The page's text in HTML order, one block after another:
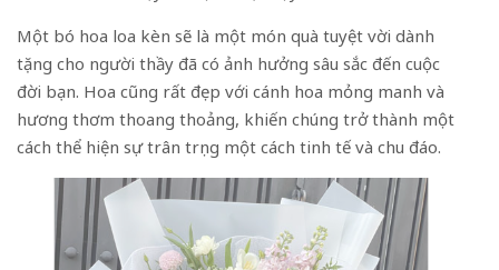
Một bó hoa loa kèn sẽ là một món quà tuyệt vời dành
tặng cho người thầy đã có ảnh hưởng sâu sắc đến cuộc
đời bạn. Hoa cũng rất đẹp với cánh hoa mỏng manh và
hương thơm thoang thoảng, khiến chúng trở thành một
cách thể hiện sự trân trọng một cách tinh tế và chu đáo.